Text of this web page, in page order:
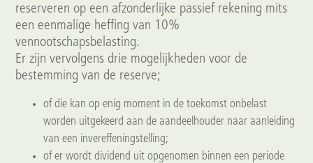
reserveren op een afzonderlijke passief rekening mits
een eenmalige heffing van 10%
vennootschapsbelasting.
Er zijn vervolgens drie mogelijkheden voor de
bestemming van de reserve;
of die kan op enig moment in de toekomst onbelast
worden uitgekeerd aan de aandeelhouder naar aanleiding
van een invereffeningstelling;
of er wordt dividend uit opgenomen binnen een periode